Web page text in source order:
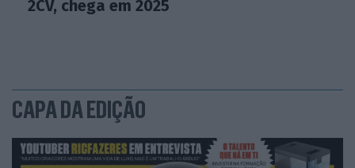
2CV, chega em 2025
CAPA DA EDIÇÃO